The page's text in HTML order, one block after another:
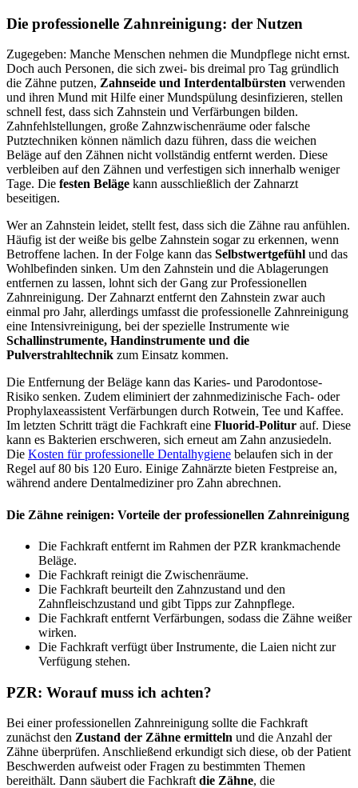
Die professionelle Zahnreinigung: der Nutzen
Zugegeben: Manche Menschen nehmen die Mundpflege nicht ernst.
Doch auch Personen, die sich zwei- bis dreimal pro Tag gründlich
die Zähne putzen, Zahnseide und Interdentalbürsten verwenden
und ihren Mund mit Hilfe einer Mundspülung desinfizieren, stellen
schnell fest, dass sich Zahnstein und Verfärbungen bilden.
Zahnfehlstellungen, große Zahnzwischenräume oder falsche
Putztechniken können nämlich dazu führen, dass die weichen
Beläge auf den Zähnen nicht vollständig entfernt werden. Diese
verbleiben auf den Zähnen und verfestigen sich innerhalb weniger
Tage. Die festen Beläge kann ausschließlich der Zahnarzt
beseitigen.
Wer an Zahnstein leidet, stellt fest, dass sich die Zähne rau anfühlen.
Häufig ist der weiße bis gelbe Zahnstein sogar zu erkennen, wenn
Betroffene lachen. In der Folge kann das Selbstwertgefühl und das
Wohlbefinden sinken. Um den Zahnstein und die Ablagerungen
entfernen zu lassen, lohnt sich der Gang zur Professionellen
Zahnreinigung. Der Zahnarzt entfernt den Zahnstein zwar auch
einmal pro Jahr, allerdings umfasst die professionelle Zahnreinigung
eine Intensivreinigung, bei der spezielle Instrumente wie
Schallinstrumente, Handinstrumente und die
Pulverstrahltechnik zum Einsatz kommen.
Die Entfernung der Beläge kann das Karies- und Parodontose-
Risiko senken. Zudem eliminiert der zahnmedizinische Fach- oder
Prophylaxeassistent Verfärbungen durch Rotwein, Tee und Kaffee.
Im letzten Schritt trägt die Fachkraft eine Fluorid-Politur auf. Diese
kann es Bakterien erschweren, sich erneut am Zahn anzusiedeln.
Die Kosten für professionelle Dentalhygiene belaufen sich in der
Regel auf 80 bis 120 Euro. Einige Zahnärzte bieten Festpreise an,
während andere Dentalmediziner pro Zahn abrechnen.
Die Zähne reinigen: Vorteile der professionellen Zahnreinigung
Die Fachkraft entfernt im Rahmen der PZR krankmachende
Beläge.
Die Fachkraft reinigt die Zwischenräume.
Die Fachkraft beurteilt den Zahnzustand und den
Zahnfleischzustand und gibt Tipps zur Zahnpflege.
Die Fachkraft entfernt Verfärbungen, sodass die Zähne weißer
wirken.
Die Fachkraft verfügt über Instrumente, die Laien nicht zur
Verfügung stehen.
PZR: Worauf muss ich achten?
Bei einer professionellen Zahnreinigung sollte die Fachkraft
zunächst den Zustand der Zähne ermitteln und die Anzahl der
Zähne überprüfen. Anschließend erkundigt sich diese, ob der Patient
Beschwerden aufweist oder Fragen zu bestimmten Themen
bereithält. Dann säubert die Fachkraftdie Zähne, die